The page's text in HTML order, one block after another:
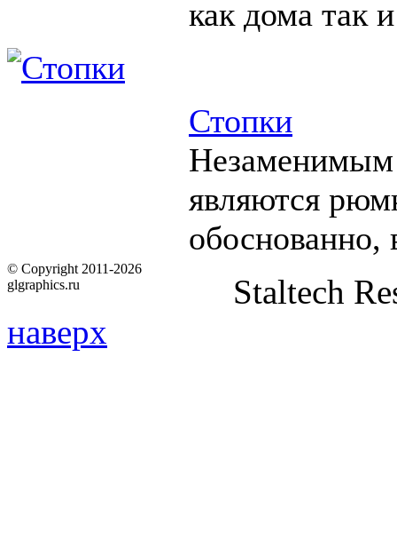
как дома так
Стопки
Незаменимым
являются
обоснованно,
© Copyright 2011-2026
glgraphics.ru
Staltech
наверх